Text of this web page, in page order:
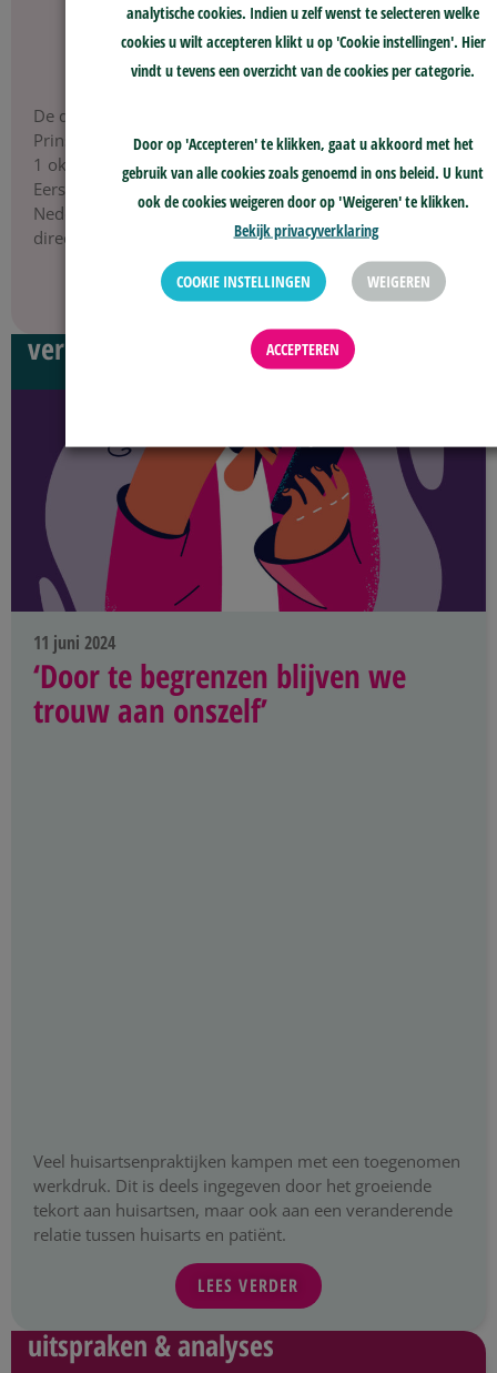
De directeur/bestuurder van skge, mevrouw Jiske
Prinsen, is gestopt met haar werkzaamheden. Zij is vanaf
1 oktober 2013 aan de organisatie verbonden geweest.
Eerst bij Stichting Klachtenregeling Huisartsenzorg Zuid
Nederland (de rechtsvoorganger van skge), daarna als
directeur/bestuurder bij skge.
LEES VERDER
verhalen
11 juni 2024
‘Door te begrenzen blijven we
trouw aan onszelf’
Veel huisartsenpraktijken kampen met een toegenomen
werkdruk. Dit is deels ingegeven door het groeiende
tekort aan huisartsen, maar ook aan een veranderende
relatie tussen huisarts en patiënt.
LEES VERDER
uitspraken & analyses
analytische cookies. Indien u zelf wenst te selecteren welke
cookies u wilt accepteren klikt u op 'Cookie instellingen'. Hier
vindt u tevens een overzicht van de cookies per categorie.
Door op 'Accepteren' te klikken, gaat u akkoord met het
gebruik van alle cookies zoals genoemd in ons beleid. U kunt
ook de cookies weigeren door op 'Weigeren' te klikken.
Bekijk privacyverklaring
COOKIE INSTELLINGEN WEIGEREN
ACCEPTEREN